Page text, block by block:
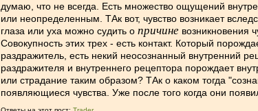
думаю, что не всегда. Есть множество ощущений
или неопределенным. ТАк вот, чувство возникает
глаза или уха можно судить о причине возникновения
Совокупность этих трех - есть контакт. Который
раздражитель, есть некий неосознанный внутренний
раздражителя и внутреннего рецептора порождает
или страдание таким образом? ТАк о каком тогда
появляющиеся чувства. Уже после того когда они